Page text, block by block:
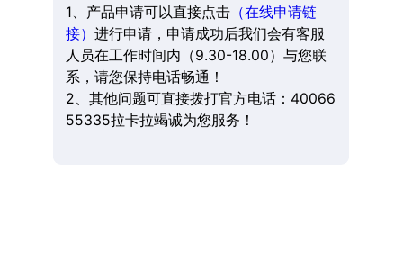
1、产品申请可以直接点击（在线申请链
接） 进行申请，申请成功后我们会有客服
人员在工作时间内（9.30-18.00）与您联
系，请您保持电话畅通！
2、其他问题可直接拨打官方电话：40066
55335拉卡拉竭诚为您服务！